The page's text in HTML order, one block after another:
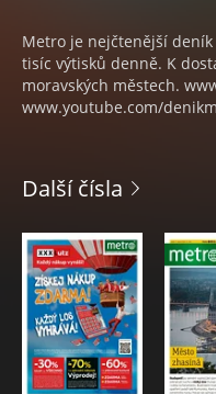
Metro je nejčtenější deník
tisíc výtisků denně. K
moravských městech.
www.youtube.com/
Další čísla